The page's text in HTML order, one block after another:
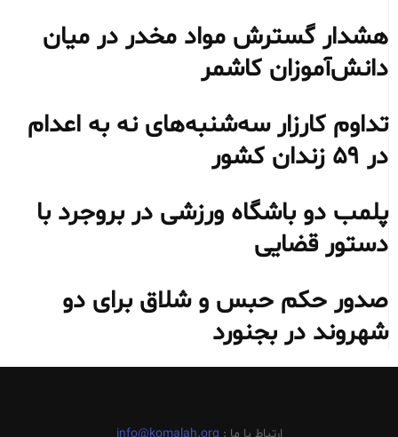
هشدار گسترش مواد مخدر در میان
دانش‌آموزان کاشمر
تداوم کارزار سه‌شنبه‌های نه به اعدام
در ۵۹ زندان کشور
پلمب دو باشگاه ورزشی در بروجرد با
دستور قضایی
صدور حکم حبس و شلاق برای دو
شهروند در بجنورد